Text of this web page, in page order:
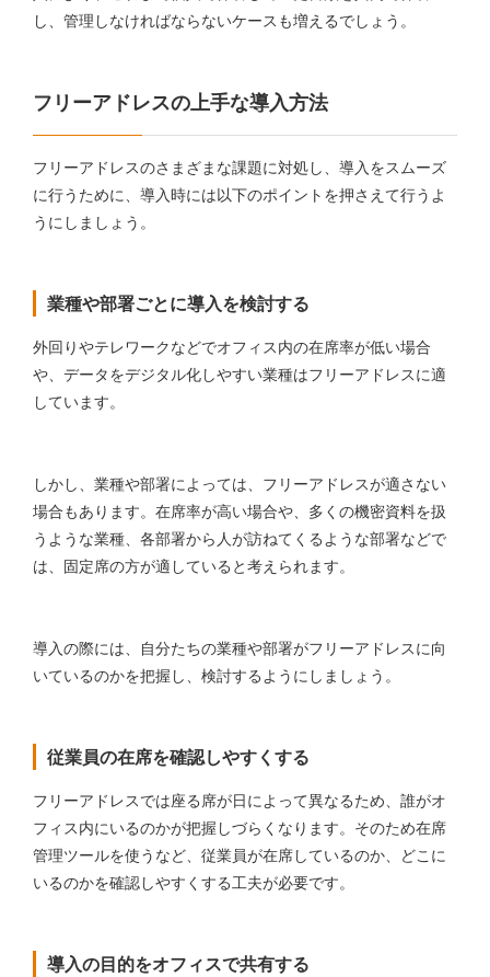
し、管理しなければならないケースも増えるでしょう。
フリーアドレスの上手な導入方法
フリーアドレスのさまざまな課題に対処し、導入をスムーズ
に行うために、導入時には以下のポイントを押さえて行うよ
うにしましょう。
業種や部署ごとに導入を検討する
外回りやテレワークなどでオフィス内の在席率が低い場合
や、データをデジタル化しやすい業種はフリーアドレスに適
しています。
しかし、業種や部署によっては、フリーアドレスが適さない
場合もあります。在席率が高い場合や、多くの機密資料を扱
うような業種、各部署から人が訪ねてくるような部署などで
は、固定席の方が適していると考えられます。
導入の際には、自分たちの業種や部署がフリーアドレスに向
いているのかを把握し、検討するようにしましょう。
従業員の在席を確認しやすくする
フリーアドレスでは座る席が日によって異なるため、誰がオ
フィス内にいるのかが把握しづらくなります。そのため在席
管理ツールを使うなど、従業員が在席しているのか、どこに
いるのかを確認しやすくする工夫が必要です。
導入の目的をオフィスで共有する